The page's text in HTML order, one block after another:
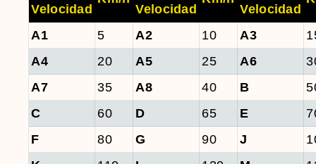
Velocidad Velocidad Velocidad
A1 5 A2 10 A3
A4
20 A5 25 A6
A7
35 A8 40 B
C
60 D 65 E
F
80 G 90 J